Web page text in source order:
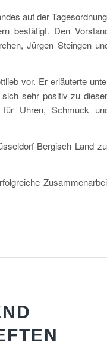
auf der
bestätigt. Den
Jürgen Steingen
vor. Er erläuterte
sehr positiv zu
für Uhren, Schmuck
Bergisch Land